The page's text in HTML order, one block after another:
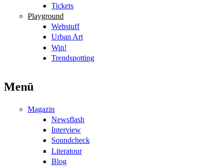
Tickets
Playground
Webstuff
Urban Art
Win!
Trendspotting
Menü
Magazin
Newsflash
Interview
Soundcheck
Literatour
Blog